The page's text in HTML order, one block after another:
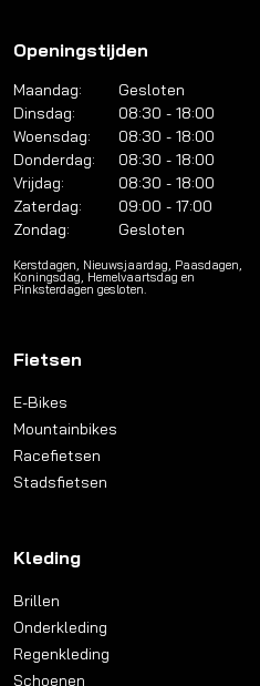
Openingstijden
Maandag:
Gesloten
Dinsdag:
08:30 - 18:00
Woensdag:
08:30 - 18:00
Donderdag:
08:30 - 18:00
Vrijdag:
08:30 - 18:00
Zaterdag:
09:00 - 17:00
Zondag:
Gesloten
Kerstdagen, Nieuwsjaardag, Paasdagen,
Koningsdag, Hemelvaartsdag en
Pinksterdagen gesloten.
Fietsen
E-Bikes
Mountainbikes
Racefietsen
Stadsfietsen
Kleding
Brillen
Onderkleding
Regenkleding
Schoenen